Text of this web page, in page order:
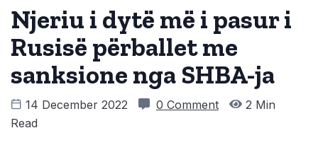
Njeriu i dytë më i pasur i
Rusisë përballet me
sanksione nga SHBA-ja
14 December 2022 0 Comment
2 Min
Read